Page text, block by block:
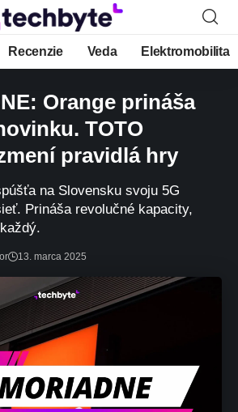
Recenzie Veda Elektromobilita
Orange prináša
TOTO
pravidlá hry
na Slovensku svoju 5G
Prináša revolučné kapacity,
13. marca 2025